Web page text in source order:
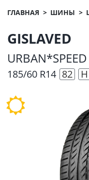
ГЛАВНАЯ ШИНЫ
GISLAVED
URBAN*SPEED
185/60 R14 82 H